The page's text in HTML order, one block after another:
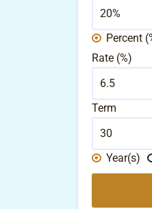
Percent
Rate (%)
Term
Year(s)